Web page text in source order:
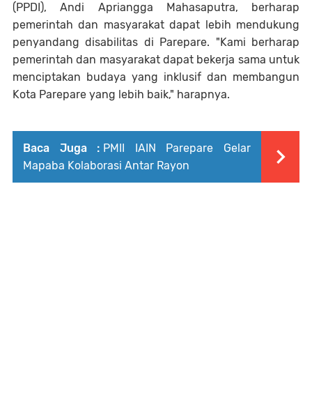
(PPDI), Andi Apriangga Mahasaputra, berharap
pemerintah dan masyarakat dapat lebih mendukung
penyandang disabilitas di Parepare. "Kami berharap
pemerintah dan masyarakat dapat bekerja sama untuk
menciptakan budaya yang inklusif dan membangun
Kota Parepare yang lebih baik," harapnya.
Baca Juga : PMII IAIN Parepare Gelar
Mapaba Kolaborasi Antar Rayon